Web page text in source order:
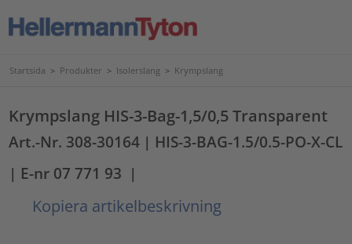
Startsida > Produkter > Isolerslang > Krympslang
Krympslang HIS-3-Bag-1,5/0,5 Transparent
Art.-Nr. 308-30164 | HIS-3-BAG-1.5/0.5-PO-X-CL
| E-nr 07 771 93 |
Kopiera artikelbeskrivning